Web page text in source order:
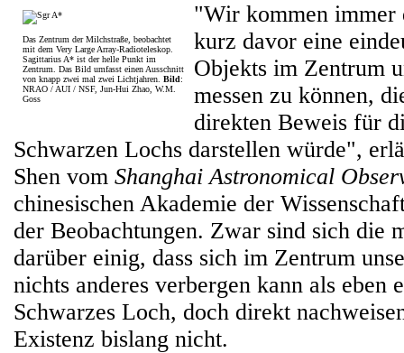
Das Zentrum der Milchstraße, beobachtet
mit dem Very Large Array-Radioteleskop.
Sagittarius A* ist der helle Punkt im
Zentrum. Das Bild umfasst einen Ausschnitt
von knapp zwei mal zwei Lichtjahren. Bild:
NRAO / AUI / NSF, Jun-Hui Zhao, W.M.
Goss
"Wir kommen immer
kurz davor eine
Objekts im Zentrum
messen zu können,
direkten Beweis für
Schwarzen Lochs darstellen würde",
Shen vom Shanghai Astronomical
chinesischen Akademie der
der Beobachtungen. Zwar sind sich die
darüber einig, dass sich im Zentrum
nichts anderes verbergen kann als eben
Schwarzes Loch, doch direkt
Existenz bislang nicht.